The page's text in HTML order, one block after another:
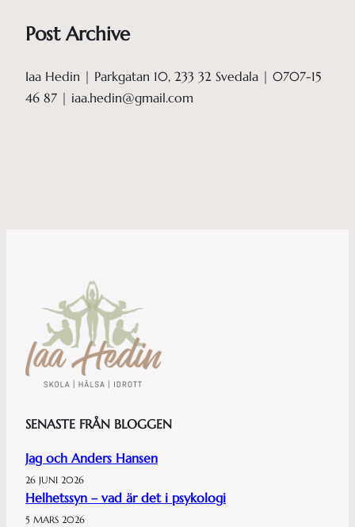
Post Archive
Iaa Hedin | Parkgatan 10, 233 32 Svedala | 0707-15
46 87 | iaa.hedin@gmail.com
SENASTE FRÅN BLOGGEN
Jag och Anders Hansen
26 JUNI 2026
Helhetssyn – vad är det i psykologi
5 MARS 2026